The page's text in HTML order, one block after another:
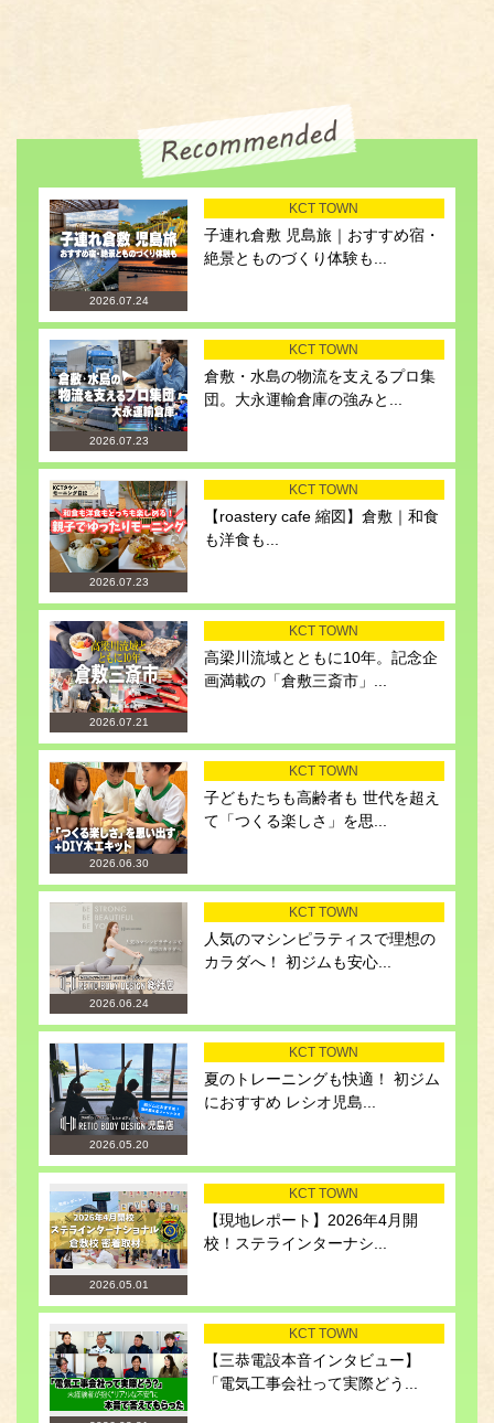
2026.07.24
KCT TOWN
子連れ倉敷 児島旅｜おすすめ宿・
絶景とものづくり体験も...
2026.07.23
KCT TOWN
倉敷・水島の物流を支えるプロ集
団。大永運輸倉庫の強みと...
2026.07.23
KCT TOWN
【roastery cafe 縮図】倉敷｜和食
も洋食も...
2026.07.21
KCT TOWN
高梁川流域とともに10年。記念企
画満載の「倉敷三斎市」...
2026.06.30
KCT TOWN
子どもたちも高齢者も 世代を超え
て「つくる楽しさ」を思...
2026.06.24
KCT TOWN
人気のマシンピラティスで理想の
カラダへ！ 初ジムも安心...
2026.05.20
KCT TOWN
夏のトレーニングも快適！ 初ジム
におすすめ レシオ児島...
2026.05.01
KCT TOWN
【現地レポート】2026年4月開
校！ステラインターナシ...
KCT TOWN
【三恭電設本音インタビュー】
「電気工事会社って実際どう...